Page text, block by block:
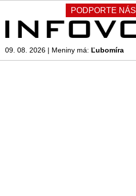
PODPORTE NÁS
09. 08. 2026 | Meniny má: Ľubomíra